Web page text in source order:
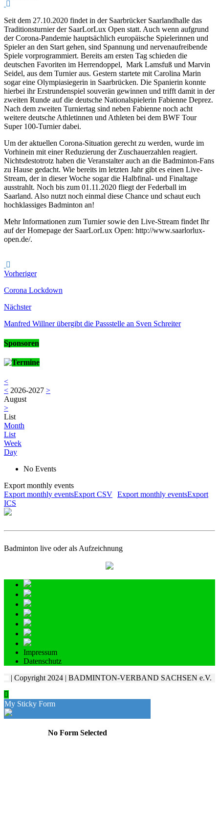
2020
Seit dem 27.10.2020 findet in der Saarbrücker Saarlandhalle das
Traditionsturnier der SaarLorLux Open statt. Auch wenn aufgrund
der Corona-Pandemie hauptsächlich europäische Spielerinnen und
Spieler an den Start gehen, sind Spannung und nervenaufreibende
Spiele vorprogrammiert. Bereits am ersten Tag schieden die
deutschen Favoriten im Herrendoppel, Mark Lamsfuß und Marvin
Seidel, aus dem Turnier aus. Gestern startete mit Carolina Marin
sogar eine Olympiasiegerin in Saarbrücken. Die Spanierin konnte
hierbei ihr Erstrundenspiel souverän gewinnen und trifft damit in der
zweiten Runde auf die deutsche Nationalspielerin Fabienne Deprez.
Nach dem zweiten Turniertag sind neben Fabienne noch acht
weitere deutsche Athletinnen und Athleten bei dem BWF Tour
Super 100-Turnier dabei.
Um der aktuellen Corona-Situation gerecht zu werden, wurde im
Vorhinein mit einer Reduzierung der Zuschauerzahlen reagiert.
Nichtsdestotrotz haben die Veranstalter auch an die Badminton-Fans
zu Hause gedacht. Wie bereits im letzten Jahr gibt es einen Live-
Stream, der in dieser Woche sogar die Halbfinal- und Finaltage
ausstrahlt. Noch bis zum 01.11.2020 fliegt der Federball im
Saarland. Also nutzt noch einmal diese Chance und schaut euch
hochklassiges Badminton an!
Mehr Informationen zum Turnier sowie den Live-Stream findet Ihr
auf der Homepage der SaarLorLux Open: http://www.saarlorlux-
open.de/.
Vorheriger
Corona Lockdown
Nächster
Manfred Willner übergibt die Passstelle an Sven Schreiter
Sponsoren
Termine
<
< 2026-2027 >
August
>
List
Month
List
Week
Day
No Events
Export monthly events
Export monthly eventsExport CSV Export monthly eventsExport
ICS
Badminton live oder als Aufzeichnung
Impressum
Datenschutz
| Copyright 2024 | BADMINTON-VERBAND SACHSEN e.V.
My Sticky Form
No Form Selected